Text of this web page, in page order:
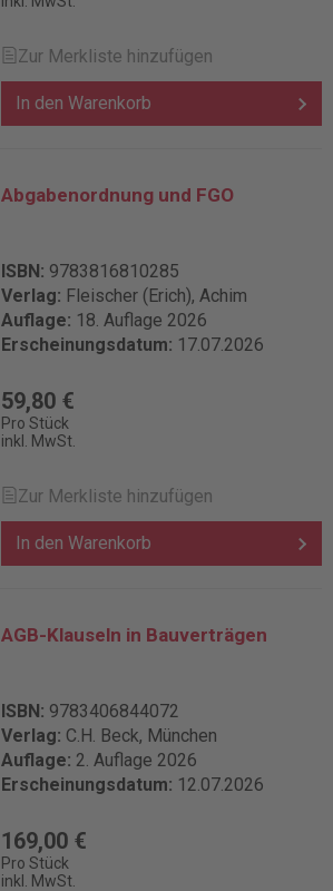
Zur Merkliste hinzufügen
In den Warenkorb
Abgabenordnung und FGO
ISBN: 9783816810285
Verlag: Fleischer (Erich), Achim
Auflage: 18. Auflage 2026
Erscheinungsdatum: 17.07.2026
59,80 €
Pro Stück
inkl. MwSt.
Zur Merkliste hinzufügen
In den Warenkorb
AGB-Klauseln in Bauverträgen
ISBN: 9783406844072
Verlag: C.H. Beck, München
Auflage: 2. Auflage 2026
Erscheinungsdatum: 12.07.2026
169,00 €
Pro Stück
inkl. MwSt.